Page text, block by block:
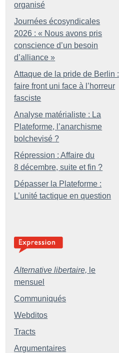
organisé
Journées écosyndicales
2026 : « Nous avons pris
conscience d’un besoin
d’alliance »
Attaque de la pride de Berlin :
faire front uni face à l’horreur
fasciste
Analyse matérialiste : La
Plateforme, l’anarchisme
bolchevisé ?
Répression : Affaire du
8 décembre, suite et fin ?
Dépasser la Plateforme :
L’unité tactique en question
Alternative libertaire, le
mensuel
Communiqués
Webditos
Tracts
Argumentaires